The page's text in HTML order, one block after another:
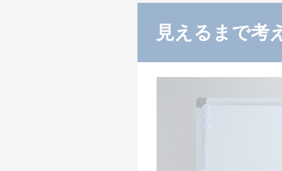
見えるまで考